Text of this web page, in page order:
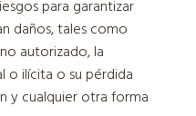
para garantizar
daños, tales como
autorizado, la
o ilícita o su pérdida
y cualquier otra forma